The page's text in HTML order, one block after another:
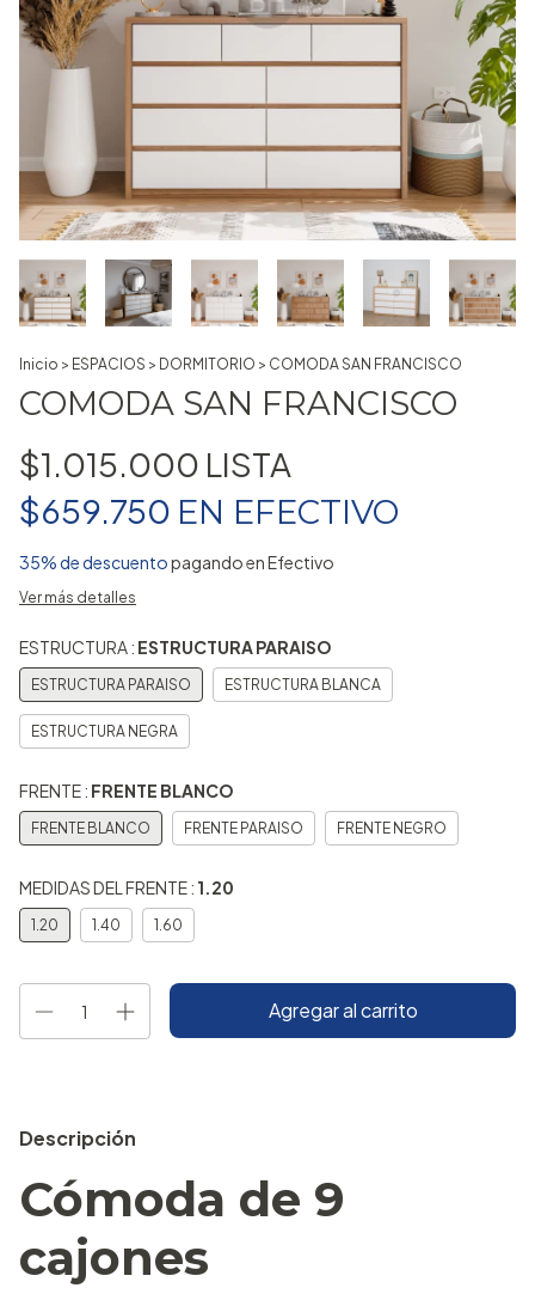
Inicio > ESPACIOS > DORMITORIO > COMODA SAN FRANCISCO
COMODA SAN FRANCISCO
$1.015.000
$659.750 EN EFECTIVO
35% de descuentopagando en Efectivo
Ver más detalles
ESTRUCTURA : ESTRUCTURA PARAISO
ESTRUCTURA PARAISO ESTRUCTURA BLANCA
ESTRUCTURA NEGRA
FRENTE : FRENTE BLANCO
FRENTE BLANCO FRENTE PARAISO FRENTE NEGRO
MEDIDAS DEL FRENTE : 1.20
1.20 1.40 1.60
Descripción
Cómoda de 9
cajones